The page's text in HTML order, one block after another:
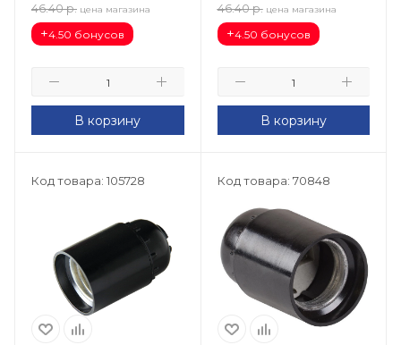
46.40 р. цена магазина
+4.50 бонусов
В корзину
46.40 р. цена магазина
+4.50 бонусов
В корзину
Код товара: 105728 Код товара: 70848